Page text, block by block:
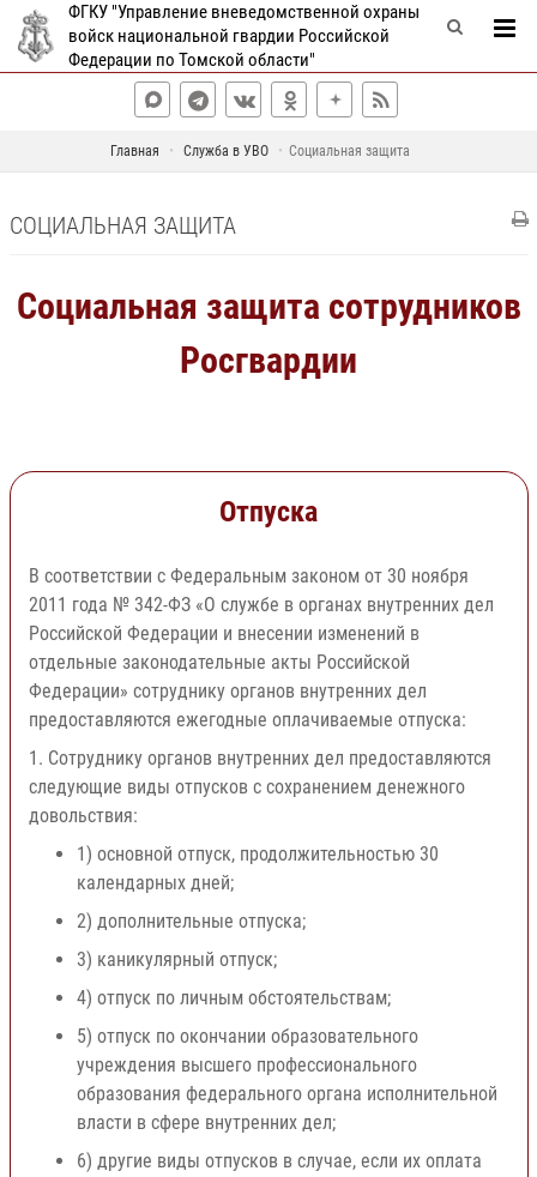
ФГКУ "Управление вневедомственной охраны
войск национальной гвардии Российской
Федерации по Томской области"
Главная Служба в УВО Социальная защита
СОЦИАЛЬНАЯ ЗАЩИТА
Социальная защита сотрудников
Росгвардии
Отпуска
В соответствии с Федеральным законом от 30 ноября
2011 года № 342-ФЗ «О службе в органах внутренних дел
Российской Федерации и внесении изменений в
отдельные законодательные акты Российской
Федерации» сотруднику органов внутренних дел
предоставляются ежегодные оплачиваемые отпуска:
1. Сотруднику органов внутренних дел предоставляются
следующие виды отпусков с сохранением денежного
довольствия:
1) основной отпуск, продолжительностью 30
календарных дней;
2) дополнительные отпуска;
3) каникулярный отпуск;
4) отпуск по личным обстоятельствам;
5) отпуск по окончании образовательного
учреждения высшего профессионального
образования федерального органа исполнительной
власти в сфере внутренних дел;
6) другие виды отпусков в случае, если их оплата